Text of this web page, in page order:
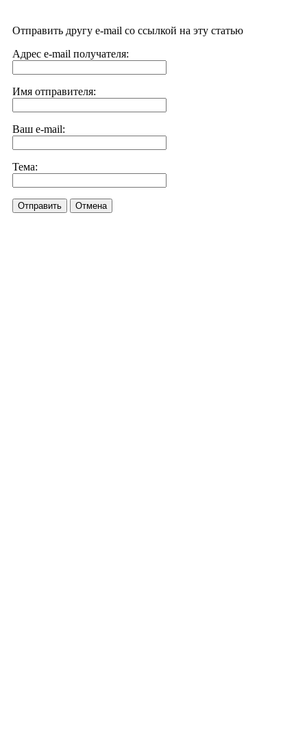
Отправить другу e-mail со ссылкой на эту статью
Адрес e-mail получателя:
Имя отправителя:
Ваш e-mail:
Тема:
Отправить Отмена